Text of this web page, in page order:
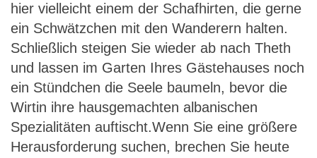
hier vielleicht einem der Schafhirten, die gerne
ein Schwätzchen mit den Wanderern halten.
Schließlich steigen Sie wieder ab nach Theth
und lassen im Garten Ihres Gästehauses noch
ein Stündchen die Seele baumeln, bevor die
Wirtin ihre hausgemachten albanischen
Spezialitäten auftischt.Wenn Sie eine größere
Herausforderung suchen, brechen Sie heute